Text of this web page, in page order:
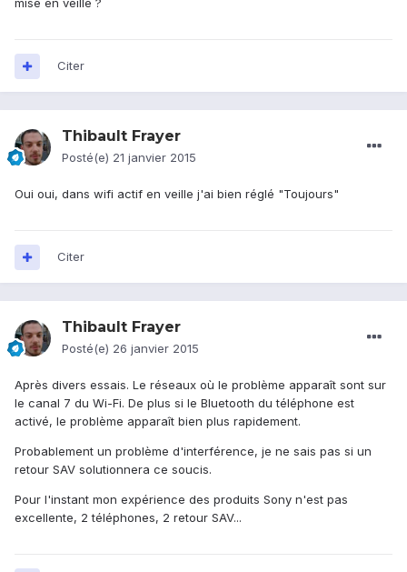
mise en veille ?
Citer
Thibault Frayer
Posté(e) 21 janvier 2015
Oui oui, dans wifi actif en veille j'ai bien réglé "Toujours"
Citer
Thibault Frayer
Posté(e) 26 janvier 2015
Après divers essais. Le réseaux où le problème apparaît sont sur
le canal 7 du Wi-Fi. De plus si le Bluetooth du téléphone est
activé, le problème apparaît bien plus rapidement.
Probablement un problème d'interférence, je ne sais pas si un
retour SAV solutionnera ce soucis.
Pour l'instant mon expérience des produits Sony n'est pas
excellente, 2 téléphones, 2 retour SAV...